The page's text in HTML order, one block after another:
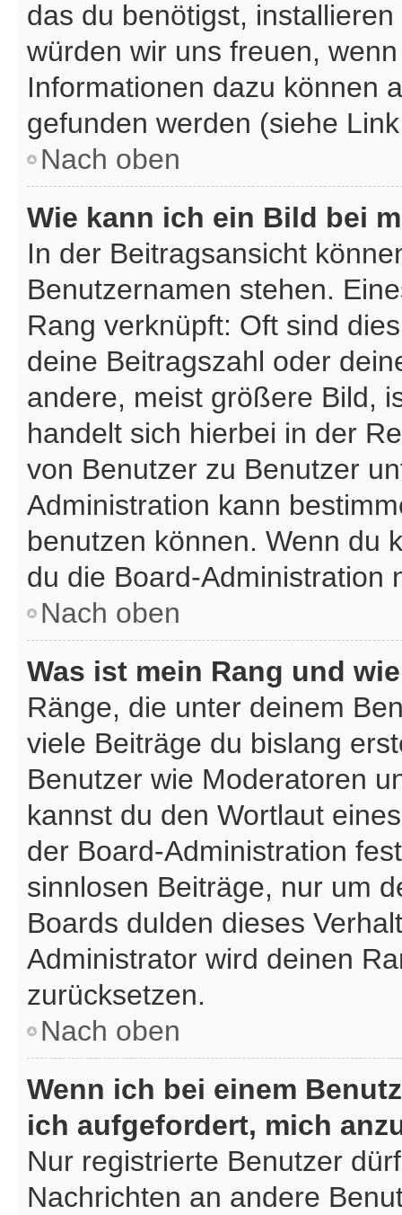
das du benötigst,
würden wir uns freuen,
Informationen dazu können
gefunden werden (siehe
Nach oben
Wie kann ich ein Bild bei
In der Beitragsansicht
Benutzernamen stehen.
Rang verknüpft: Oft sind
deine Beitragszahl oder
andere, meist größere Bild,
handelt sich hierbei in der
von Benutzer zu Benutzer
Administration kann
benutzen können. Wenn du
du die Board-Administration
Nach oben
Was ist mein Rang und
Ränge, die unter deinem
viele Beiträge du bislang
Benutzer wie Moderatoren
kannst du den Wortlaut
der Board-Administration
sinnlosen Beiträge, nur um
Boards dulden dieses
Administrator wird deinen
zurücksetzen.
Nach oben
Wenn ich bei einem
ich aufgefordert, mich
Nur registrierte Benutzer
Nachrichten an andere